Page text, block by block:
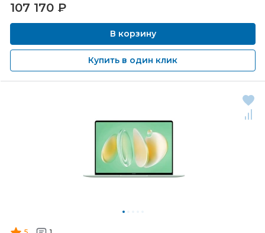
107 170 ₽
В корзину
Купить в один клик